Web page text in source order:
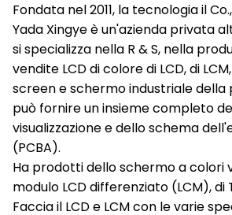
Fondata nel 2011, la tecnologia il
Yada Xingye è un'azienda privata
si specializza nella R & S, nella
vendite LCD di colore di LCD, di
screen e schermo industriale della
può fornire un insieme completo
visualizzazione e dello schema
(PCBA).
Ha prodotti dello schermo a colori
modulo LCD differenziato (LCM), di
Faccia il LCD e LCM con le varie